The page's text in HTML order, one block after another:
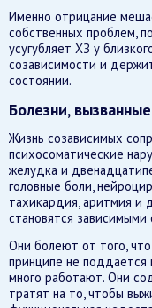
Именно отрицание
собственных проблем,
усугубляет ХЗ у
созависимости и
состоянии.
Болезни,
Жизнь созависимых
психосоматические
желудка и
головные боли,
тахикардия, аритмия и
становятся зависимыми
Они болеют от того,
принципе не
много работают. Они
тратят на то, чтобы